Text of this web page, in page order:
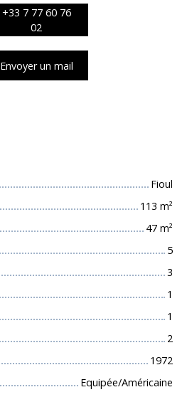
+33 7 77 60 76
02
Envoyer un mail
Fioul
113 m²
47 m²
5
3
1
1
2
1972
Equipée/Américaine